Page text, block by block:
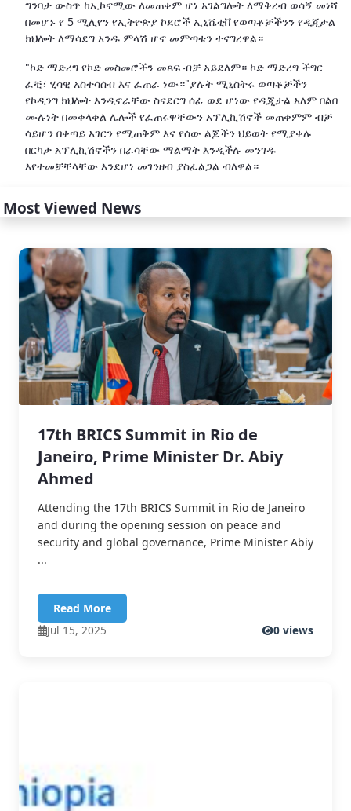
ግንባታ ውስጥ ከኢኮኖሚው ለመጠቀም ሆነ አገልግሎት ለማቅረብ ወሳኝ መነሻ
በመሆኑ የ 5 ሚሊየን የኢትዮጵያ ኮደሮች ኢኒሼቲቨ የወጣቶቻችንን የዲጂታል
ክህሎት ለማሳደግ አንዱ ምላሽ ሆኖ መምጣቱን ተናግረዋል።
"ኮድ ማድረግ የኮድ መስመሮችን መጻፍ ብቻ አይደለም። ኮድ ማድረግ ችግር
ፈቺ፣ ሂሳዊ አስተሳሰብ እና ፈጠራ ነው።"ያሉት ሚኒስትሩ ወጣቶቻችን
የኮዲንግ ክህሎት እንዲኖራቸው ስናደርግ ሰፊ ወደ ሆነው የዲጂታል አለም በልበ
ሙሉነት በመቀላቀል ሌሎች የፈጠሩዋቸውን አፕሊኪሽኖች መጠቀምም ብቻ
ሳይሆን በቀጣይ አገርን የሚጠቅም እና የሰው ልጆችን ህይወት የሚያቀሉ
በርካታ አፕሊኪሽኖችን በራሳቸው ማልማት እንዲችሉ መንገዱ
እየተመቻቸላቸው እንደሆነ መገንዘብ ያስፈልጋል ብለዋል።
Most Viewed News
17th BRICS Summit in Rio de
Janeiro, Prime Minister Dr. Abiy
Ahmed
Attending the 17th BRICS Summit in Rio de Janeiro
and during the opening session on peace and
security and global governance, Prime Minister Abiy
...
Read More
Jul 15, 2025
0 views